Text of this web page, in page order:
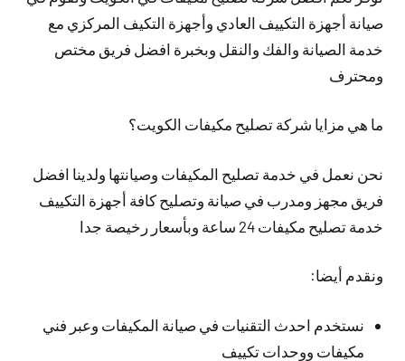
صيانة أجهزة التكييف العادي وأجهزة التكيف المركزي مع
خدمة الصيانة والفك والنقل وبخبرة افضل فريق مختص
ومحترف
ما هي مزايا شركة تصليح مكيفات الكويت؟
نحن نعمل في خدمة تصليح المكيفات وصيانتها ولدينا افضل
فريق مجهز ومدرب في صيانة وتصليح كافة أجهزة التكييف
خدمة تصليح مكيفات 24 ساعة وبأسعار رخيصة جدا
ونقدم أيضا:
نستخدم احدث التقنيات في صيانة المكيفات وعبر فني
مكيفات ووحدات تكييف